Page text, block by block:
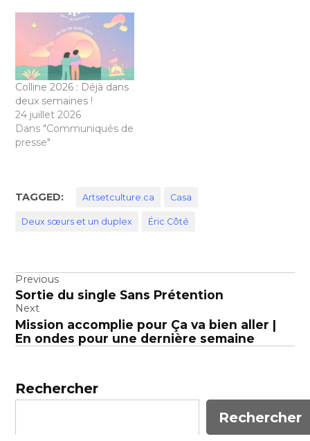
Colline 2026 : Déjà dans
deux semaines !
24 juillet 2026
Dans "Communiqués de
presse"
TAGGED: Artsetculture.ca Casa
Deux sœurs et un duplex Éric Côté
Navigation
de
l’article
Previous
Sortie du single Sans Prétention
Next
Mission accomplie pour Ça va bien aller |
En ondes pour une dernière semaine
Rechercher
Rechercher